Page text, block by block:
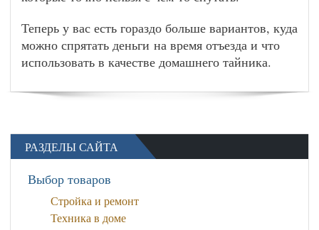
Теперь у вас есть гораздо больше вариантов, куда
можно спрятать деньги на время отъезда и что
использовать в качестве домашнего тайника.
РАЗДЕЛЫ САЙТА
Выбор товаров
Стройка и ремонт
Техника в доме